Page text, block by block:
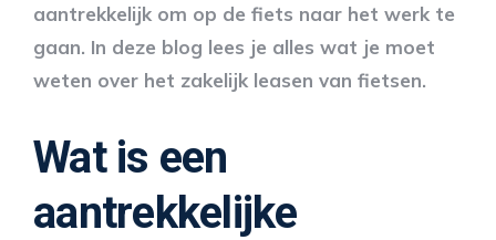
aantrekkelijk om op de fiets naar het werk te
gaan. In deze blog lees je alles wat je moet
weten over het zakelijk leasen van fietsen.
Wat is een
aantrekkelijke